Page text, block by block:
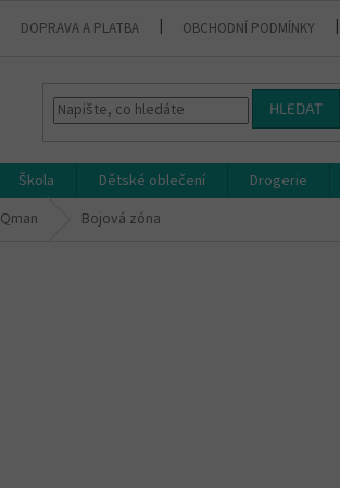
DOPRAVA A PLATBA OBCHODNÍ PODMÍNKY
HLEDAT
Škola Dětské oblečení Drogerie
Qman Bojová zóna